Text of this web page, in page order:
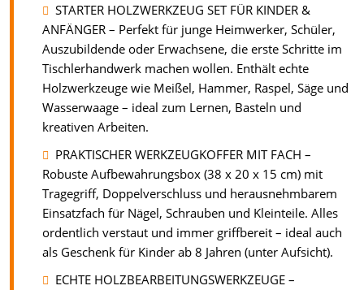
STARTER HOLZWERKZEUG SET FÜR KINDER &
ANFÄNGER – Perfekt für junge Heimwerker, Schüler,
Auszubildende oder Erwachsene, die erste Schritte im
Tischlerhandwerk machen wollen. Enthält echte
Holzwerkzeuge wie Meißel, Hammer, Raspel, Säge und
Wasserwaage – ideal zum Lernen, Basteln und
kreativen Arbeiten.
PRAKTISCHER WERKZEUGKOFFER MIT FACH –
Robuste Aufbewahrungsbox (38 x 20 x 15 cm) mit
Tragegriff, Doppelverschluss und herausnehmbarem
Einsatzfach für Nägel, Schrauben und Kleinteile. Alles
ordentlich verstaut und immer griffbereit – ideal auch
als Geschenk für Kinder ab 8 Jahren (unter Aufsicht).
ECHTE HOLZBEARBEITUNGSWERKZEUGE –